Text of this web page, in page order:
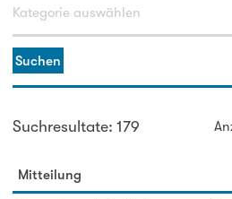
Suchen
Suchresultate: 179
Mitteilung